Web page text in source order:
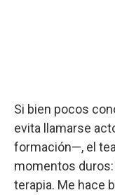
Si bien pocos
evita llamarse
formación—, el
momentos
terapia. Me hace